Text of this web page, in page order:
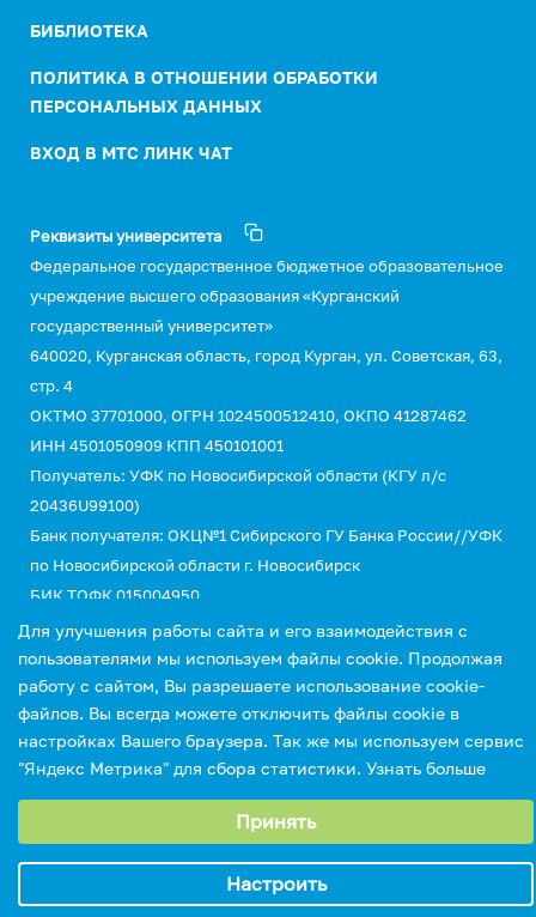
БИБЛИОТЕКА
ПОЛИТИКА В ОТНОШЕНИИ ОБРАБОТКИ
ПЕРСОНАЛЬНЫХ ДАННЫХ
ВХОД В МТС ЛИНК ЧАТ
Реквизиты университета
Федеральное государственное бюджетное образовательное
учреждение высшего образования «Курганский
государственный университет»
640020, Курганская область, город Курган, ул. Советская, 63,
стр. 4
ОКТМО 37701000, ОГРН 1024500512410, ОКПО 41287462
ИНН 4501050909 КПП 450101001
Получатель: УФК по Новосибирской области (КГУ л/с
20436U99100)
Банк получателя: ОКЦ№1 Сибирского ГУ Банка России//УФК
по Новосибирской области г. Новосибирск
БИК ТОФК 015004950
Единый казначейский счет № 40102810445370000043
Казначейский счет №03214643000000015110
КБК 00000000000000000130 (для оплаты услуг)
УИН 0
Для улучшения работы сайта и его взаимодействия с
пользователями мы используем файлы cookie. Продолжая
работу с сайтом, Вы разрешаете использование cookie-
файлов. Вы всегда можете отключить файлы cookie в
настройках Вашего браузера. Так же мы используем сервис
"Яндекс Метрика" для сбора статистики. Узнать больше
Выберите настройки cookie
Аналитические/Функциональные
Принять
Настроить